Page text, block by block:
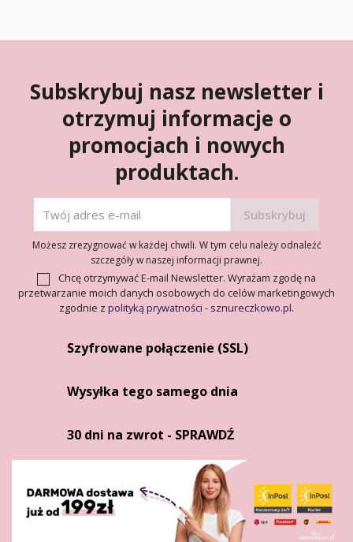
Subskrybuj nasz newsletter i
otrzymuj informacje o
promocjach i nowych
produktach.
Możesz zrezygnować w każdej chwili. W tym celu należy odnaleźć
szczegóły w naszej informacji prawnej.
Chcę otrzymywać E-mail Newsletter. Wyrażam zgodę na
przetwarzanie moich danych osobowych do celów marketingowych
zgodnie z polityką prywatności - sznureczkowo.pl.
Szyfrowane połączenie (SSL)
Wysyłka tego samego dnia
30 dni na zwrot - SPRAWDŹ